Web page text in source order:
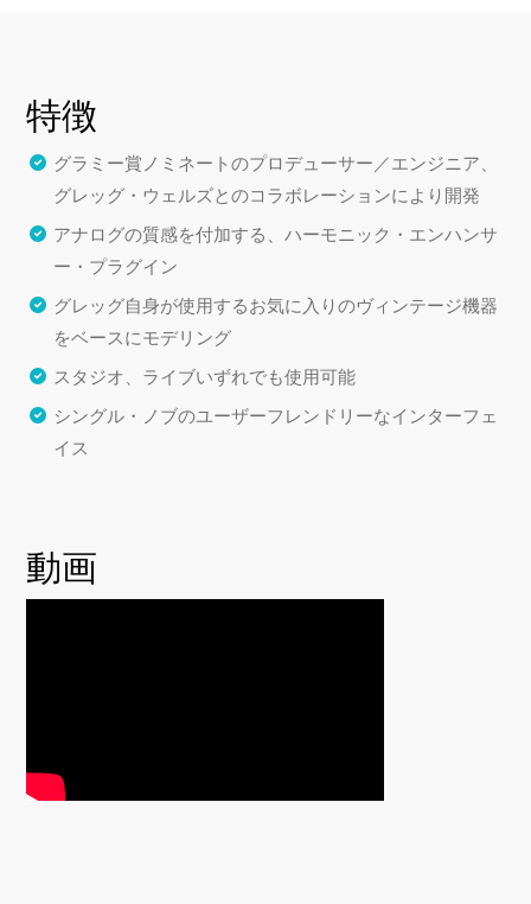
特徴
グラミー賞ノミネートのプロデューサー／エンジニア、
グレッグ・ウェルズとのコラボレーションにより開発
アナログの質感を付加する、ハーモニック・エンハンサ
ー・プラグイン
グレッグ自身が使用するお気に入りのヴィンテージ機器
をベースにモデリング
スタジオ、ライブいずれでも使用可能
シングル・ノブのユーザーフレンドリーなインターフェ
イス
動画